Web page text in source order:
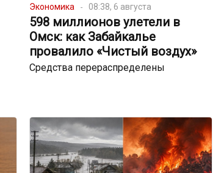
Экономика 08:38, 6 августа
598 миллионов улетели в
Омск: как Забайкалье
провалило «Чистый воздух»
Средства перераспределены